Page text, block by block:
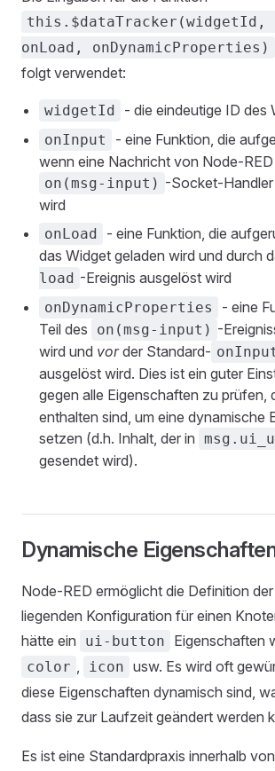
this.$dataTracker(widgetId,
onLoad, onDynamicProperties)
folgt verwendet:
widgetId - die eindeutige ID des
onInput
- eine Funktion, die
wenn eine Nachricht von Node-RED
on(msg-input) -Socket-
wird
onLoad
- eine Funktion, die
das Widget geladen wird und durch
load -Ereignis ausgelöst wird
onDynamicProperties
- eine
Teil des
on(msg-input) -
wird und vorder Standard-
ausgelöst wird. Dies ist ein guter
gegen alle Eigenschaften zu prüfen,
enthalten sind, um eine dynamische
setzen (d.h. Inhalt, der in
gesendet wird).
Dynamische
Node-RED ermöglicht die Definition
liegenden Konfiguration für einen
hätte ein
ui-button Eigenschaften
color , icon usw. Es wird oft
diese Eigenschaften dynamisch sind,
dass sie zur Laufzeit geändert werden
Es ist eine Standardpraxis innerhalb